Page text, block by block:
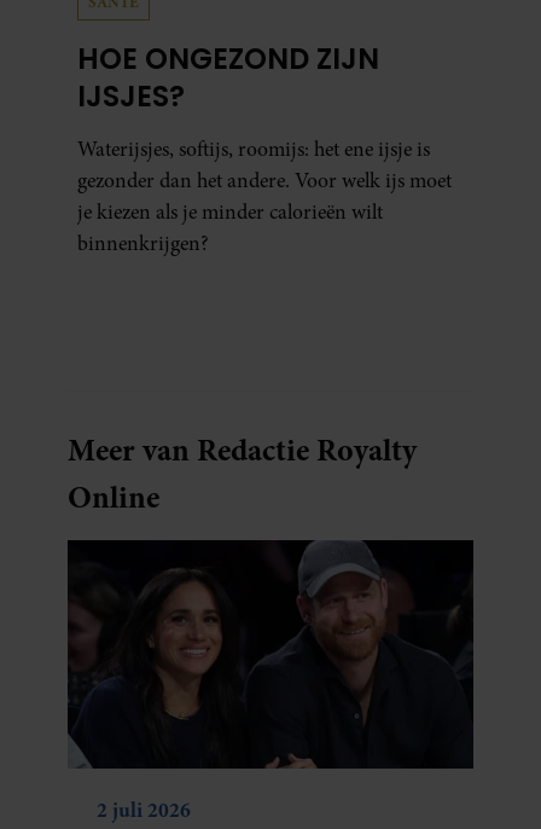
HOE ONGEZOND ZIJN
IJSJES?
Waterijsjes, softijs, roomijs: het ene ijsje is
gezonder dan het andere. Voor welk ijs moet
je kiezen als je minder calorieën wilt
binnenkrijgen?
Meer van Redactie Royalty
Online
2 juli 2026